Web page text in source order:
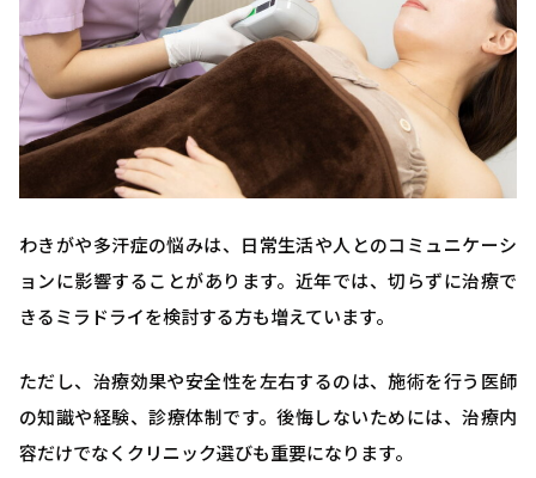
わきがや多汗症の悩みは、日常生活や人とのコミュニケーシ
ョンに影響することがあります。近年では、切らずに治療で
きるミラドライを検討する方も増えています。
ただし、治療効果や安全性を左右するのは、施術を行う医師
の知識や経験、診療体制です。後悔しないためには、治療内
容だけでなくクリニック選びも重要になります。